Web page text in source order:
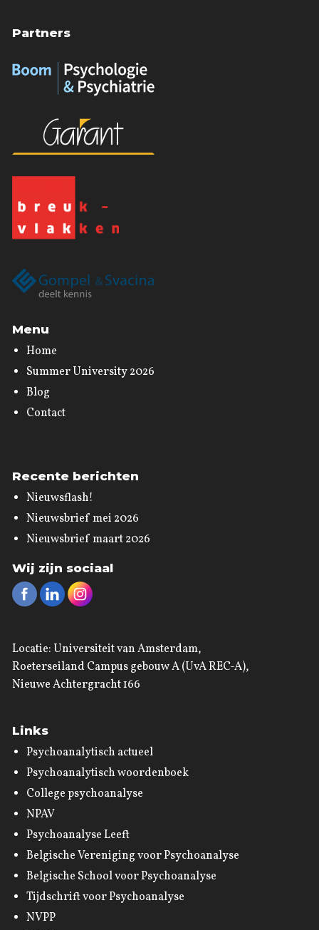
Partners
Menu
Home
Summer University 2026
Blog
Contact
Recente berichten
Nieuwsflash!
Nieuwsbrief mei 2026
Nieuwsbrief maart 2026
Wij zijn sociaal
Locatie: Universiteit van Amsterdam,
Roeterseiland Campus gebouw A (UvA REC-A),
Nieuwe Achtergracht 166
Links
Psychoanalytisch actueel
Psychoanalytisch woordenboek
College psychoanalyse
NPAV
Psychoanalyse Leeft
Belgische Vereniging voor Psychoanalyse
Belgische School voor Psychoanalyse
Tijdschrift voor Psychoanalyse
NVPP